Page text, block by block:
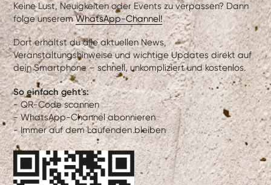
Keine Lust, Neuigkeiten oder Events zu verpassen? Dann
folge unseremWhatsApp-Channel!
Dort erhältst du alle aktuellen News,
Veranstaltungshinweise und wichtige Updates direkt auf
dein Smartphone – schnell, unkompliziert und kostenlos.
So einfach geht's:
- QR-Code scannen
- WhatsApp-Channel abonnieren
- Immer auf dem Laufenden bleiben